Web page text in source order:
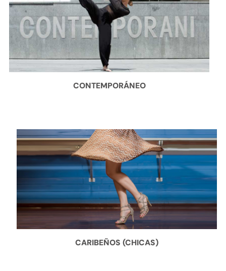
CONTEMPORÁNEO
CARIBEÑOS (CHICAS)